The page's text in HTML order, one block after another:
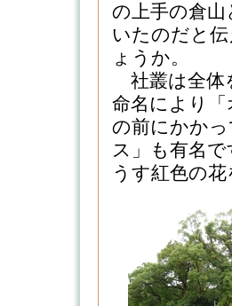
の上手の倉
いたのだと
ょうか。
社叢は全体
命名により
の前にかか
ス」も有名
うす紅色の